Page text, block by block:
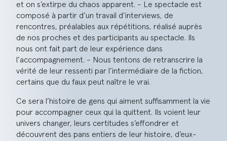
et on s’extirpe du chaos apparent. - Le spectacle est
composé à partir d’un travail d’interviews, de
rencontres, préalables aux répétitions, réalisé auprès
de nos proches et des participants au spectacle. Ils
nous ont fait part de leur expérience dans
l’accompagnement. - Nous tentons de retranscrire la
vérité de leur ressenti par l’intermédiaire de la fiction,
certains que du faux peut naître le vrai.
Ce sera l’histoire de gens qui aiment suffisamment la vie
pour accompagner ceux qui la quittent. Ils voient leur
univers changer, leurs certitudes s’effondrer et
découvrent des pans entiers de leur histoire, d’eux-